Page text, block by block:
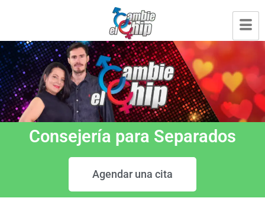
Consejería para Separados
Agendar una cita